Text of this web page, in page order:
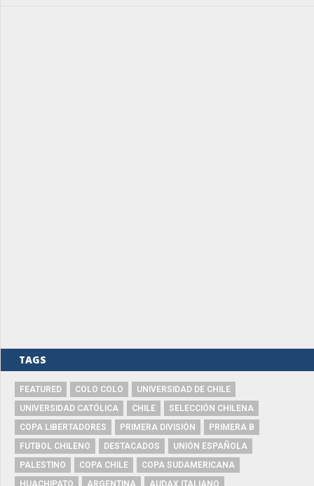
TAGS
FEATURED COLO COLO
UNIVERSIDAD DE CHILE
UNIVERSIDAD CATÓLICA
CHILE
SELECCIÓN CHILENA
COPA LIBERTADORES
PRIMERA DIVISIÓN
PRIMERA B
FUTBOL CHILENO
DESTACADOS
UNIÓN ESPAÑOLA
PALESTINO
COPA CHILE
COPA SUDAMERICANA
HUACHIPATO
ARGENTINA
AUDAX ITALIANO